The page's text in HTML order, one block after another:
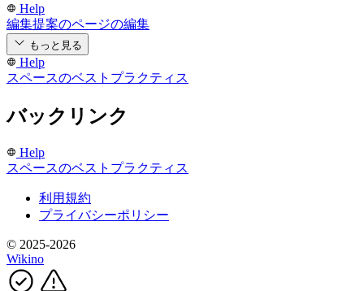
Help
編集提案のページの編集
もっと見る
Help
スペースのベストプラクティス
バックリンク
Help
スペースのベストプラクティス
利用規約
プライバシーポリシー
© 2025-2026
Wikino